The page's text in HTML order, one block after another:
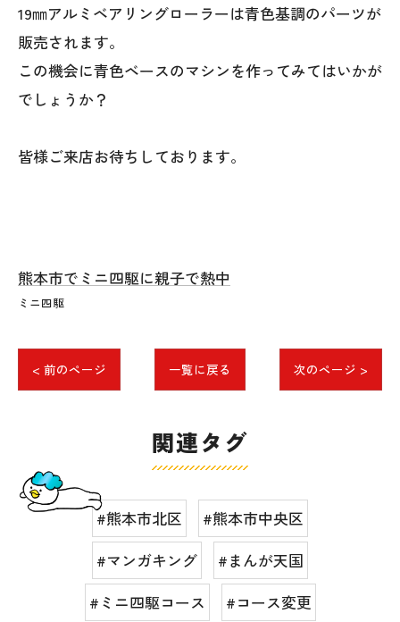
19㎜アルミベアリングローラーは青色基調のパーツが
販売されます。
この機会に青色ベースのマシンを作ってみてはいかが
でしょうか？
皆様ご来店お待ちしております。
熊本市でミニ四駆に親子で熱中
ミニ四駆
< 前のページ 一覧に戻る 次のページ >
関連タグ
#熊本市北区
#熊本市中央区
#マンガキング
#まんが天国
#ミニ四駆コース
#コース変更